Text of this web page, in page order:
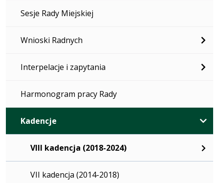
Sesje Rady Miejskiej
Wnioski Radnych
Interpelacje i zapytania
Harmonogram pracy Rady
Kadencje
VIII kadencja (2018-2024)
VII kadencja (2014-2018)